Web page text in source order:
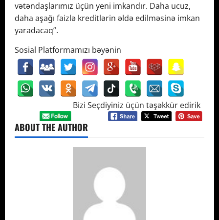
vətəndaşlarımız üçün yeni imkandır. Daha ucuz,
daha aşağı faizlə kreditlərin əldə edilməsinə imkan
yaradacaq”.
Sosial Platformamızı bəyənin
Bizi Seçdiyiniz üçün təşəkkür edirik
ABOUT THE AUTHOR